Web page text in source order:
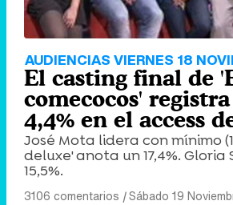
AUDIENCIAS VIERNES 18
El casting final de
comecocos'
4,4% en el access
José Mota lidera con mínimo
deluxe' anota un 17,4%. Gloria
15,5%.
3106 comentarios |Sábado 19